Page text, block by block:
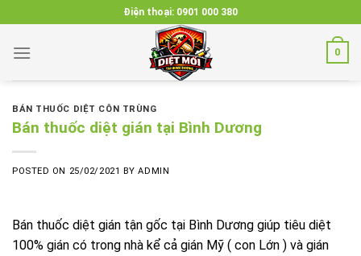
to
content
Điện thoại: 0901 000 380
0
BÁN THUỐC DIỆT CÔN TRÙNG
Bán thuốc diệt gián tại Bình Dương
POSTED ON 25/02/2021 BYADMIN
Bán thuốc diệt gián tận gốc tại Bình Dương giúp tiêu diệt
100% gián có trong nhà kể cả gián Mỹ ( con Lớn ) và gián